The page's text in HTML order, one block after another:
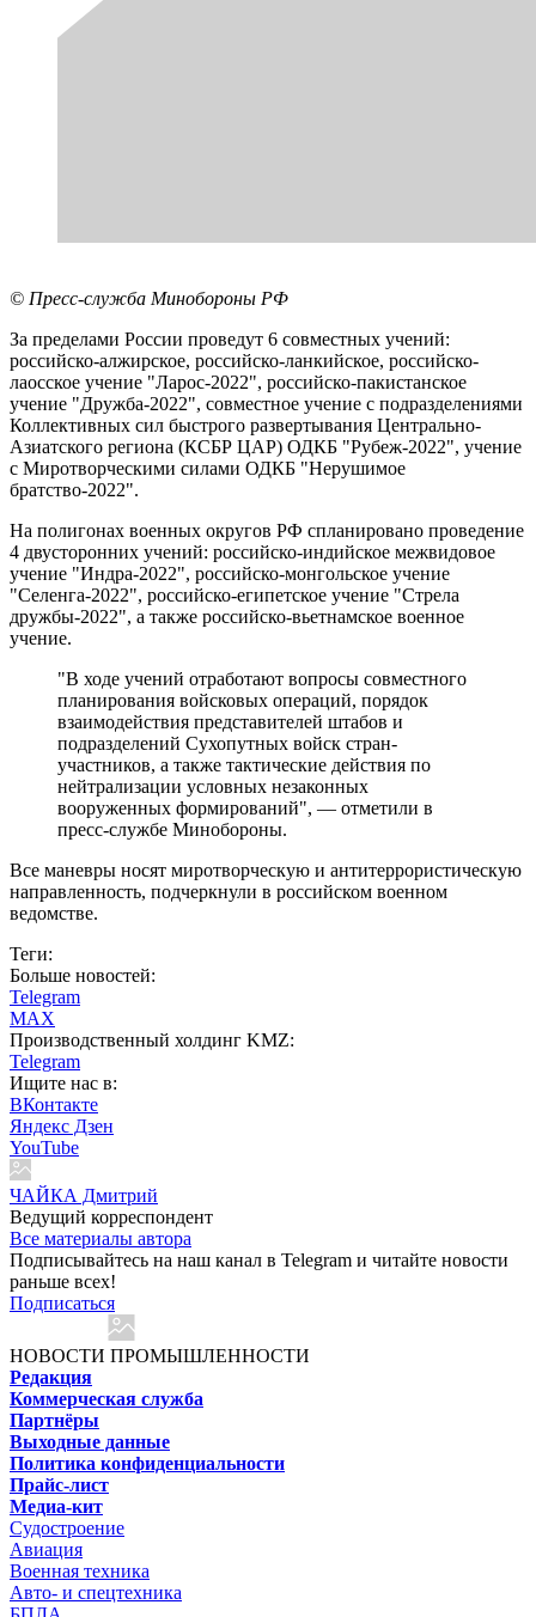
© Пресс-служба Минобороны РФ
За пределами России проведут 6 совместных учений:
российско-алжирское, российско-ланкийское, российско-
лаосское учение "Ларос-2022", российско-пакистанское
учение "Дружба-2022", совместное учение с подразделениями
Коллективных сил быстрого развертывания Центрально-
Азиатского региона (КСБР ЦАР) ОДКБ "Рубеж-2022", учение
с Миротворческими силами ОДКБ "Нерушимое
братство-2022".
На полигонах военных округов РФ спланировано проведение
4 двусторонних учений: российско-индийское межвидовое
учение "Индра-2022", российско-монгольское учение
"Селенга-2022", российско-египетское учение "Стрела
дружбы-2022", а также российско-вьетнамское военное
учение.
"В ходе учений отработают вопросы совместного
планирования войсковых операций, порядок
взаимодействия представителей штабов и
подразделений Сухопутных войск стран-
участников, а также тактические действия по
нейтрализации условных незаконных
вооруженных формирований", — отметили в
пресс-службе Минобороны.
Все маневры носят миротворческую и антитеррористическую
направленность, подчеркнули в российском военном
ведомстве.
Теги:
Больше новостей:
Telegram
MAX
Производственный холдинг KMZ:
Telegram
Ищите нас в:
ВКонтакте
Яндекс Дзен
YouTube
ЧАЙКА Дмитрий
Ведущий корреспондент
Все материалы автора
Подписывайтесь на наш канал в Telegram и читайте новости
раньше всех!
Подписаться
НОВОСТИ ПРОМЫШЛЕННОСТИ
Редакция
Коммерческая служба
Партнёры
Выходные данные
Политика конфиденциальности
Прайс-лист
Медиа-кит
Судостроение
Авиация
Военная техника
Авто- и спецтехника